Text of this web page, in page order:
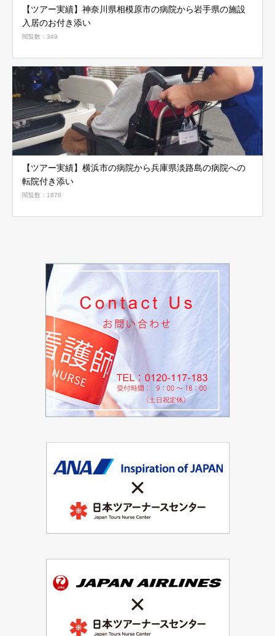
【ツアー実績】神奈川県相模原市の病院から岩手県の施設
入居のお付き添い
閲覧数：349
【ツアー実績】横浜市の病院から兵庫県淡路島の病院への
転院付き添い
閲覧数：1878